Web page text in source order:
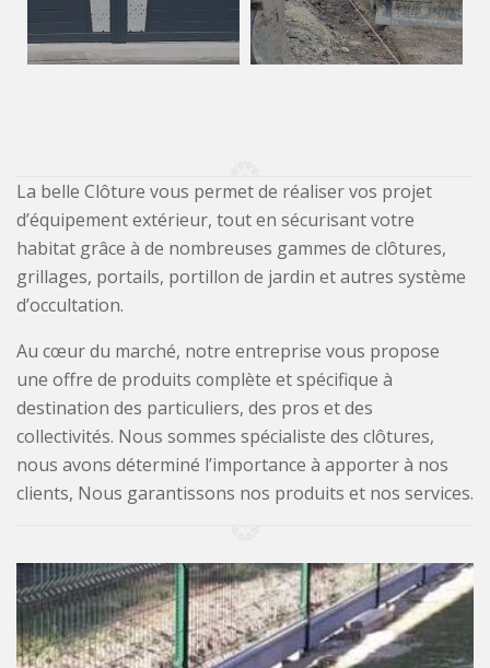
La belle Clôture vous permet de réaliser vos projet
d’équipement extérieur, tout en sécurisant votre
habitat grâce à de nombreuses gammes de clôtures,
grillages, portails, portillon de jardin et autres système
d’occultation.
Au cœur du marché, notre entreprise vous propose
une offre de produits complète et spécifique à
destination des particuliers, des pros et des
collectivités. Nous sommes spécialiste des clôtures,
nous avons déterminé l’importance à apporter à nos
clients, Nous garantissons nos produits et nos services.